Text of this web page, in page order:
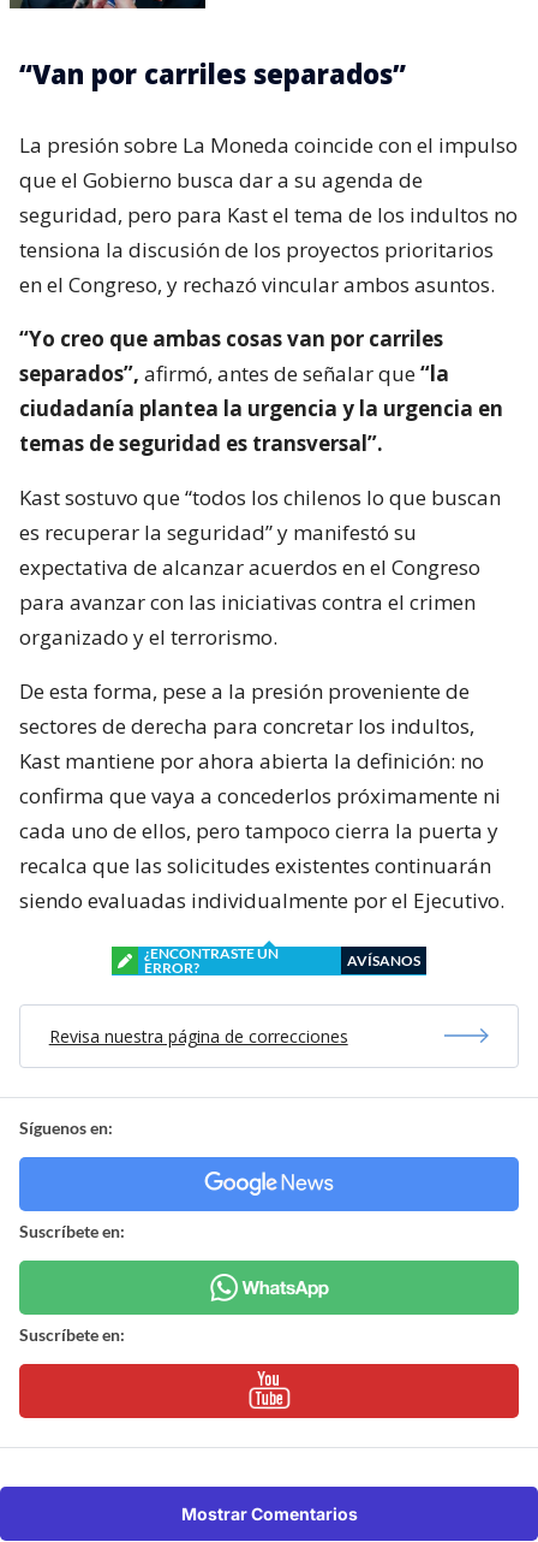
“Van por carriles separados”
La presión sobre La Moneda coincide con el impulso
que el Gobierno busca dar a su agenda de
seguridad, pero para Kast el tema de los indultos no
tensiona la discusión de los proyectos prioritarios
en el Congreso, y rechazó vincular ambos asuntos.
“Yo creo que ambas cosas van por carriles
separados”, afirmó, antes de señalar que“la
ciudadanía plantea la urgencia y la urgencia en
temas de seguridad es transversal”.
Kast sostuvo que “todos los chilenos lo que buscan
es recuperar la seguridad” y manifestó su
expectativa de alcanzar acuerdos en el Congreso
para avanzar con las iniciativas contra el crimen
organizado y el terrorismo.
De esta forma, pese a la presión proveniente de
sectores de derecha para concretar los indultos,
Kast mantiene por ahora abierta la definición: no
confirma que vaya a concederlos próximamente ni
cada uno de ellos, pero tampoco cierra la puerta y
recalca que las solicitudes existentes continuarán
siendo evaluadas individualmente por el Ejecutivo.
¿ENCONTRASTE UN
ERROR?
AVÍSANOS
Revisa nuestra página de correcciones
Síguenos en:
Suscríbete en:
Suscríbete en:
Mostrar Comentarios